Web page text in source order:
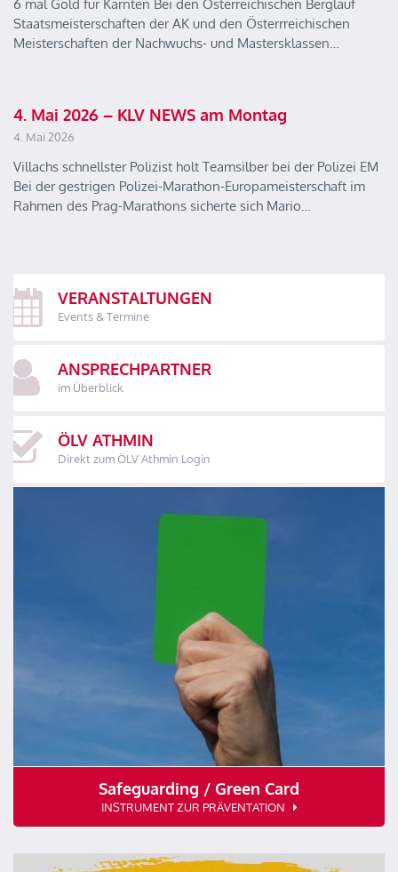
6 mal Gold für Kärnten Bei den Österreichischen Berglauf
Staatsmeisterschaften der AK und den Österrreichischen
Meisterschaften der Nachwuchs- und Mastersklassen…
4. Mai 2026 – KLV NEWS am Montag
4. Mai 2026
Villachs schnellster Polizist holt Teamsilber bei der Polizei EM
Bei der gestrigen Polizei-Marathon-Europameisterschaft im
Rahmen des Prag-Marathons sicherte sich Mario…
VERANSTALTUNGEN
Events & Termine
ANSPRECHPARTNER
im Überblick
ÖLV ATHMIN
Direkt zum ÖLV Athmin Login
Safeguarding / Green Card
INSTRUMENT ZUR PRÄVENTATION